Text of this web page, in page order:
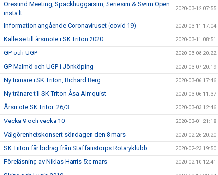
Öresund Meeting, Späckhuggarsim, Seriesim & Swim Open
inställt
2020-03-12 07:55
Information angående Coronaviruset (covid 19) 2020-03-11 17:04
Kallelse till årsmöte i SK Triton 2020 2020-03-11 08:51
GP och UGP 2020-03-08 20:22
GP Malmö och UGP i Jönköping 2020-03-07 20:19
Ny tränare i SK Triton, Richard Berg. 2020-03-06 17:46
Ny tränare till SK Triton Åsa Almquist 2020-03-06 11:37
Årsmöte SK Triton 26/3 2020-03-03 12:46
Vecka 9 och vecka 10 2020-03-01 21:18
Välgörenhetskonsert söndagen den 8 mars 2020-02-26 20:20
SK Triton får bidrag från Staffanstorps Rotaryklubb 2020-02-23 19:50
Föreläsning av Niklas Harris 5:e mars 2020-02-10 12:41